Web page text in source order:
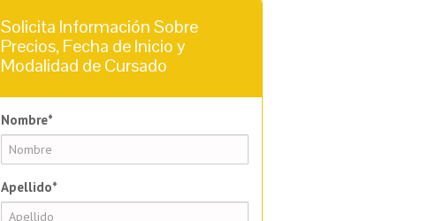
Solicita Información Sobre
Precios, Fecha de Inicio y
Modalidad de Cursado
Nombre*
Apellido*